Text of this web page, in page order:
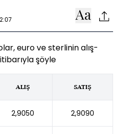
euro ve sterlinin alış-
şöyle
ALIŞ SATIŞ
2,9050 2,9090